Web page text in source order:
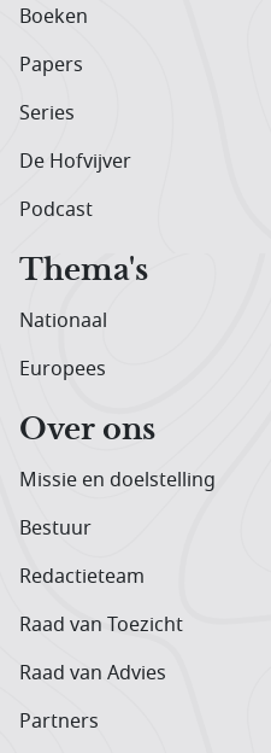
Boeken
Papers
Series
De Hofvijver
Podcast
Thema's
Nationaal
Europees
Over ons
Missie en doelstelling
Bestuur
Redactieteam
Raad van Toezicht
Raad van Advies
Partners